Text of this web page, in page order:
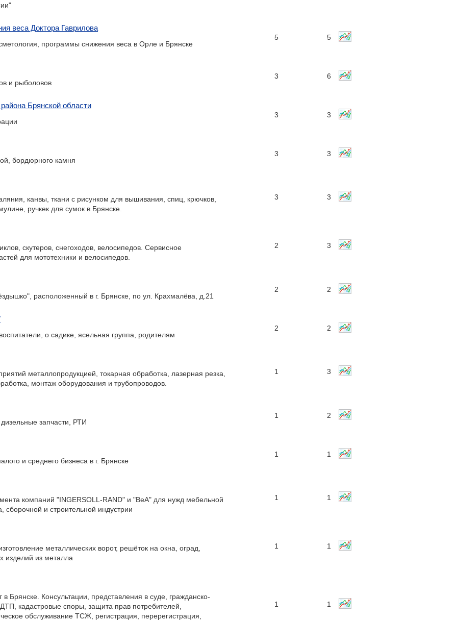
веса Доктора Гаврилова
программы снижения веса в Орле и Брянске
5 5
и рыболовов
3 6
Брянской области
3 3
бордюрного камня
3 3
канвы, ткани с рисунком для вышивания, спиц, крючков,
ручкек для сумок в Брянске.
3 3
скутеров, снегоходов, велосипедов. Сервисное
для мототехники и велосипедов.
2 3
расположенный в г. Брянске, по ул. Крахмалёва, д.21
2 2
о садике, ясельная группа, родителям
2 2
металлопродукцией, токарная обработка, лазерная резка,
монтаж оборудования и трубопроводов.
1 3
запчасти, РТИ
1 2
и среднего бизнеса в г. Брянске
1 1
компаний "INGERSOLL-RAND" и "BeA" для нужд мебельной
и строительной индустрии
1 1
металлических ворот, решёток на окна, оград,
изделий из металла
1 1
в Брянске. Консультации, представления в суде, гражданско-
кадастровые споры, защита прав потребителей,
обслуживание ТСЖ, регистрация, перерегистрация,
1 1